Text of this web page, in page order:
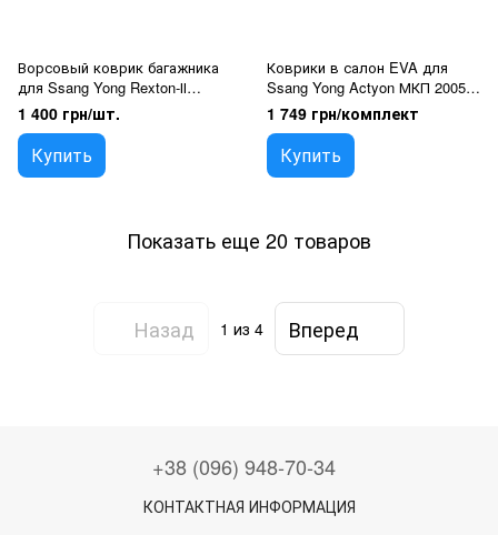
Ворсовый коврик багажника
для Ssang Yong Rexton-ІІ
5мест 2006- (Carrera)
1 400 грн/шт.
Купить
Коврики в салон EVA для
Ssang Yong Actyon МКП 2005-
2014 с подпятником 5 шт
1 749 грн/комплект
Купить
Показать еще 20 товаров
Назад 1 из 4 Вперед
+38 (096) 948-70-34
КОНТАКТНАЯ ИНФОРМАЦИЯ